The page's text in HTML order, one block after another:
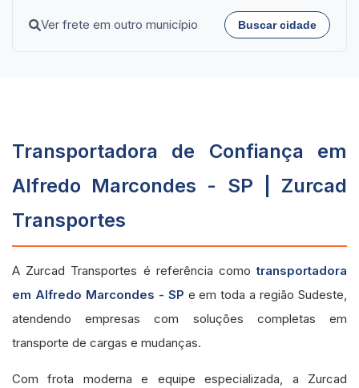
Ver frete em outro município Buscar cidade
Transportadora de Confiança em
Alfredo Marcondes - SP | Zurcad
Transportes
A Zurcad Transportes é referência comotransportadora
em Alfredo Marcondes - SP e em toda a região Sudeste,
atendendo empresas com soluções completas em
transporte de cargas e mudanças.
Com frota moderna e equipe especializada, a Zurcad